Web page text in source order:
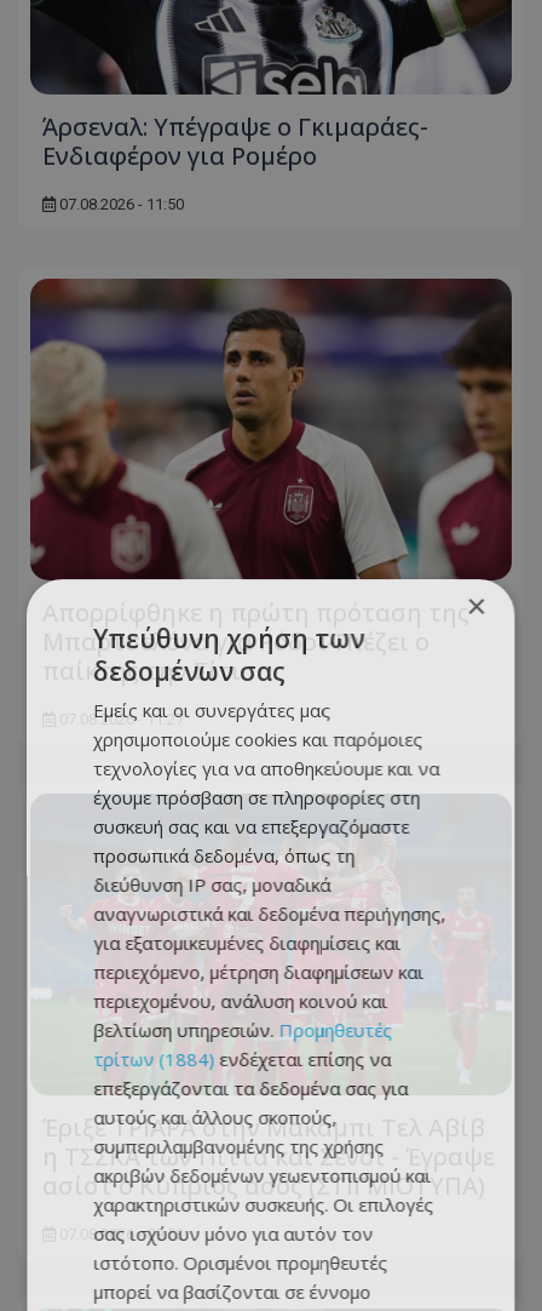
Άρσεναλ: Υπέγραψε ο Γκιμαράες-
Ενδιαφέρον για Ρομέρο
07.08.2026 - 11:50
Απορρίφθηκε η πρώτη πρόταση της
Μπαρτσελόνα για Ρόδρι-Πιέζει ο
παίκτης την Σίτι
07.08.2026 - 11:27
Έριξε ΤΡΙΑΡΑ στην Μακάμπι Τελ Αβίβ
η ΤΣΣΚΑ των Πίττα και Σένσι - Έγραψε
ασίστ ο Κύπριος άσος (ΣΤΙΓΜΙΟΤΥΠΑ)
07.08.2026 - 09:53
×
Υπεύθυνη χρήση των
δεδομένων σας
Εμείς και οι συνεργάτες μας
χρησιμοποιούμε cookies και παρόμοιες
τεχνολογίες για να αποθηκεύουμε και να
έχουμε πρόσβαση σε πληροφορίες στη
συσκευή σας και να επεξεργαζόμαστε
προσωπικά δεδομένα, όπως τη
διεύθυνση IP σας, μοναδικά
αναγνωριστικά και δεδομένα περιήγησης,
για εξατομικευμένες διαφημίσεις και
περιεχόμενο, μέτρηση διαφημίσεων και
περιεχομένου, ανάλυση κοινού και
βελτίωση υπηρεσιών. Προμηθευτές
τρίτων (1884) ενδέχεται επίσης να
επεξεργάζονται τα δεδομένα σας για
αυτούς και άλλους σκοπούς,
συμπεριλαμβανομένης της χρήσης
ακριβών δεδομένων γεωεντοπισμού και
χαρακτηριστικών συσκευής. Οι επιλογές
σας ισχύουν μόνο για αυτόν τον
ιστότοπο. Ορισμένοι προμηθευτές
μπορεί να βασίζονται σε έννομο